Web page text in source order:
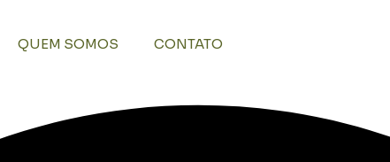
QUEM SOMOS CONTATO